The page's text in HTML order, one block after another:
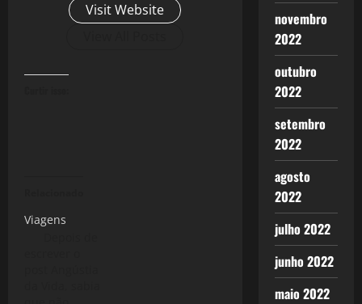
Visit Website
Viagens
novembro
2022
outubro
2022
setembro
2022
agosto
2022
julho 2022
junho 2022
maio 2022